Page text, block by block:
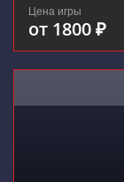
Цена игры
от 1800 ₽